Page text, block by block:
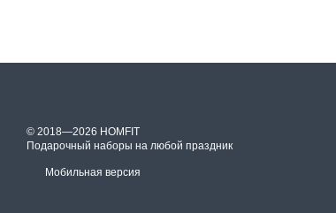
© 2018—2026 HOMFIT
Подарочный наборы на любой праздник
Мобильная версия